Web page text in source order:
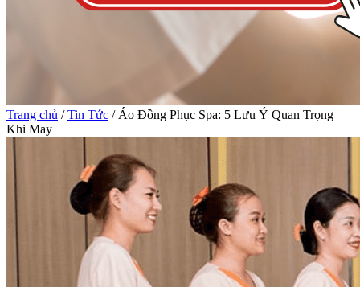
Trang chủ /Tin Tức / Áo Đồng Phục Spa: 5 Lưu Ý Quan Trọng
Khi May